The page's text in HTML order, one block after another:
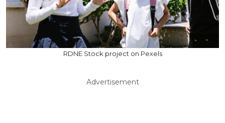
RDNE Stock project on Pexels
Advertisement